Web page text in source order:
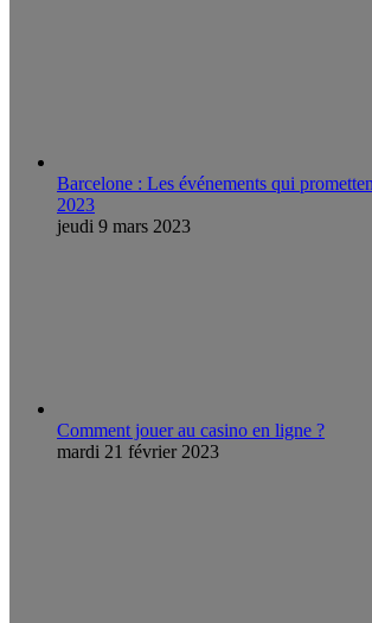
Barcelone : Les événements qui
2023
jeudi 9 mars 2023
Comment jouer au casino en ligne ?
mardi 21 février 2023